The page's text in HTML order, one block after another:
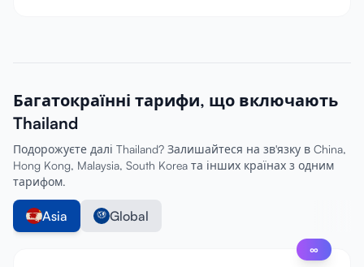
Багатокраїнні тарифи, що включають
Thailand
Подорожуєте далі Thailand? Залишайтеся на зв'язку в China,
Hong Kong, Malaysia, South Korea та інших країнах з одним
тарифом.
Asia Global
∞